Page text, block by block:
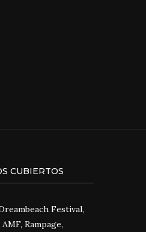
CUBIERTOS
Festival,
Rampage,